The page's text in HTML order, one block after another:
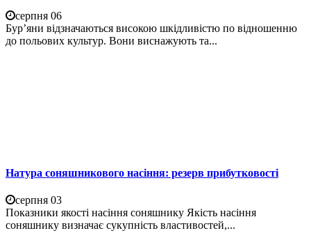
серпня 06
Бур’яни відзначаються високою шкідливістю по відношенню
до польових культур. Вони виснажують та...
Натура соняшникового насіння: резерв прибутковості
серпня 03
Показники якості насіння соняшнику Якість насіння
соняшнику визначає сукупність властивостей,...